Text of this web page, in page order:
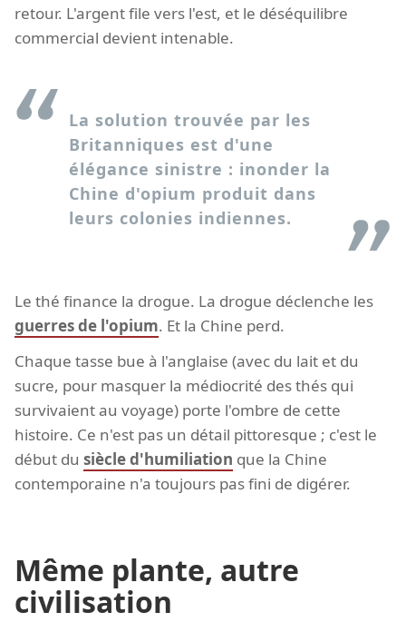
retour. L'argent file vers l'est, et le déséquilibre
commercial devient intenable.
La solution trouvée par les
Britanniques est d'une
élégance sinistre : inonder la
Chine d'opium produit dans
leurs colonies indiennes.
Le thé finance la drogue. La drogue déclenche les
guerres de l'opium. Et la Chine perd.
Chaque tasse bue à l'anglaise (avec du lait et du
sucre, pour masquer la médiocrité des thés qui
survivaient au voyage) porte l'ombre de cette
histoire. Ce n'est pas un détail pittoresque ; c'est le
début du siècle d'humiliation que la Chine
contemporaine n'a toujours pas fini de digérer.
Même plante, autre
civilisation